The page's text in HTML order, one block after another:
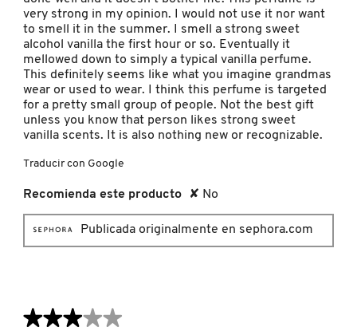
LANEIGE
LAURA MERCIER
LILASH
LIVING PROOF
very strong in my opinion. I would not use it nor want
to smell it in the summer. I smell a strong sweet
alcohol vanilla the first hour or so. Eventually it
mellowed down to simply a typical vanilla perfume.
This definitely seems like what you imagine grandmas
wear or used to wear. I think this perfume is targeted
for a pretty small group of people. Not the best gift
unless you know that person likes strong sweet
vanilla scents. It is also nothing new or recognizable.
Traducir con Google
Recomienda este producto ✘ No
Publicada originalmente en sephora.com
★★★★★
★★★★★